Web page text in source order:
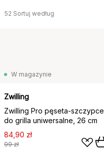
52 Sortuj według
W magazynie
Zwilling
Zwilling Pro pęseta-szczypce
do grilla uniwersalne, 26 cm
84,90 zł
99 zł